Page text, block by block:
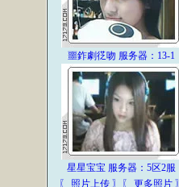
噩鈼劇徔吻 服务器：13-1
星星宝宝 服务器：5区2服
〖 照片上传 〗
〖 更多照片